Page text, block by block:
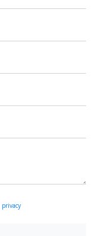
privacy